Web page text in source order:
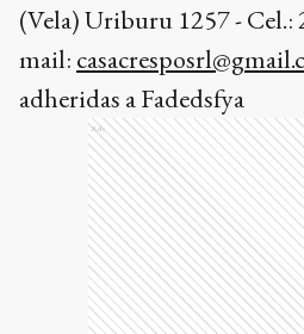
(Vela) Uriburu 1257 - Cel.:
mail:
adheridas a Fadedsfya
Ads